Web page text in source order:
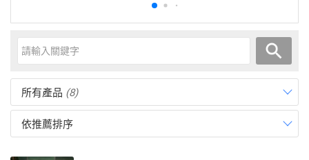
所有產品 (8)
依推薦排序